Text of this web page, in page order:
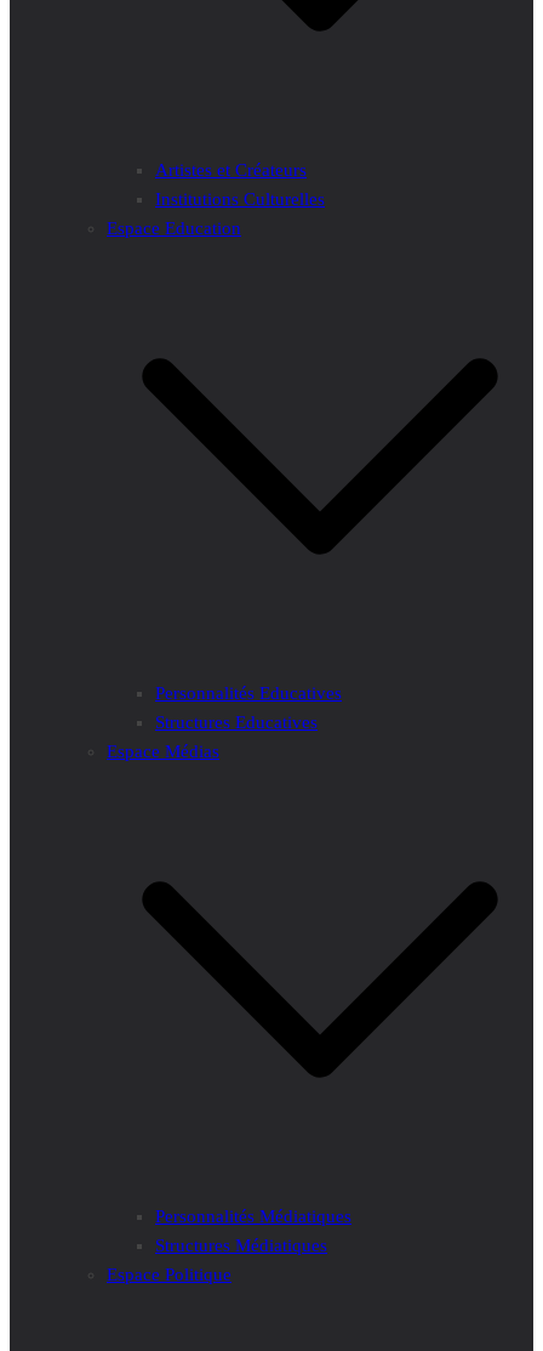
Artistes et Créateurs
Institutions Culturelles
Espace Education
Personnalités Educatives
Structures Educatives
Espace Médias
Personnalités Médiatiques
Structures Médiatiques
Espace Politique